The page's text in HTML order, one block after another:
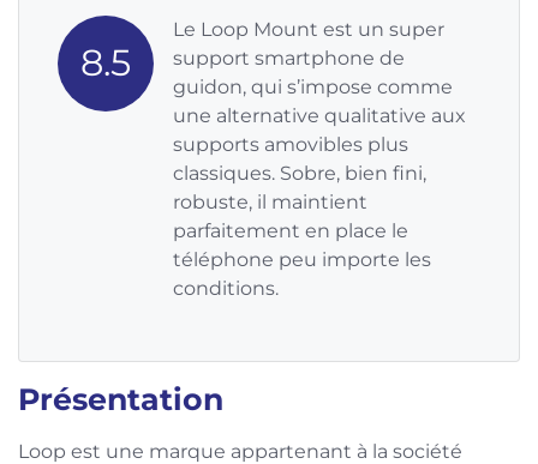
8.5
Le Loop Mount est un super
support smartphone de
guidon, qui s’impose comme
une alternative qualitative aux
supports amovibles plus
classiques. Sobre, bien fini,
robuste, il maintient
parfaitement en place le
téléphone peu importe les
conditions.
Présentation
Loop est une marque appartenant à la société